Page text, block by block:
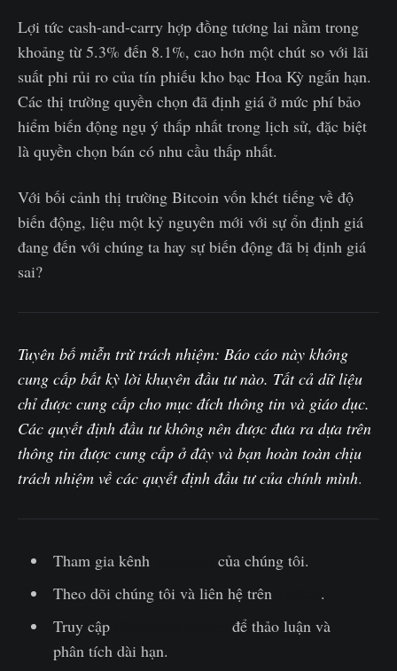
Lợi tức cash-and-carry hợp đồng tương lai nằm trong
khoảng từ 5.3% đến 8.1%, cao hơn một chút so với lãi
suất phi rủi ro của tín phiếu kho bạc Hoa Kỳ ngắn hạn.
Các thị trường quyền chọn đã định giá ở mức phí bảo
hiểm biến động ngụ ý thấp nhất trong lịch sử, đặc biệt
là quyền chọn bán có nhu cầu thấp nhất.
Với bối cảnh thị trường Bitcoin vốn khét tiếng về độ
biến động, liệu một kỷ nguyên mới với sự ổn định giá
đang đến với chúng ta hay sự biến động đã bị định giá
sai?
Tuyên bố miễn trừ trách nhiệm: Báo cáo này không
cung cấp bất kỳ lời khuyên đầu tư nào. Tất cả dữ liệu
chỉ được cung cấp cho mục đích thông tin và giáo dục.
Các quyết định đầu tư không nên được đưa ra dựa trên
thông tin được cung cấp ở đây và bạn hoàn toàn chịu
trách nhiệm về các quyết định đầu tư của chính mình.‌
Tham gia kênh
của chúng tôi.
Theo dõi chúng tôi và liên hệ trên
.
Truy cập
để thảo luận và
phân tích dài hạn.